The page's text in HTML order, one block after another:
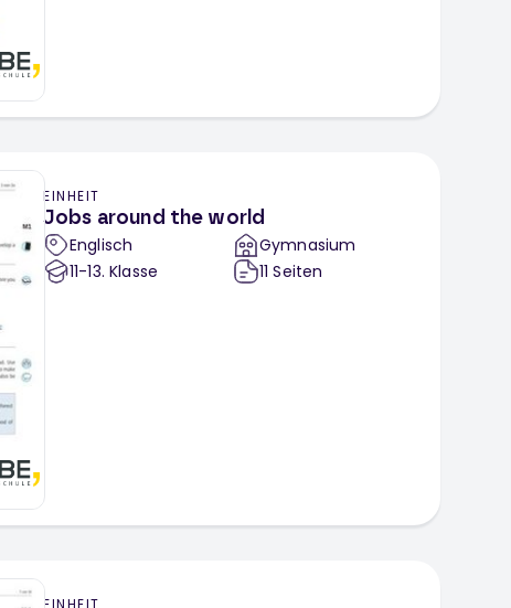
EINHEIT
Jobs around the world
Englisch
11-13. Klasse
Gymnasium
11 Seiten